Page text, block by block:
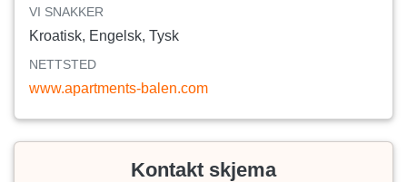
VI SNAKKER
Kroatisk, Engelsk, Tysk
NETTSTED
www.apartments-balen.com
Kontakt skjema